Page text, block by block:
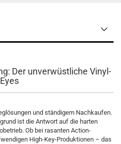
Der unverwüstliche Vinyl-
und ständigem Nachkaufen.
ist die Antwort auf die harten
Ob bei rasanten Action-
High-Key-Produktionen – das